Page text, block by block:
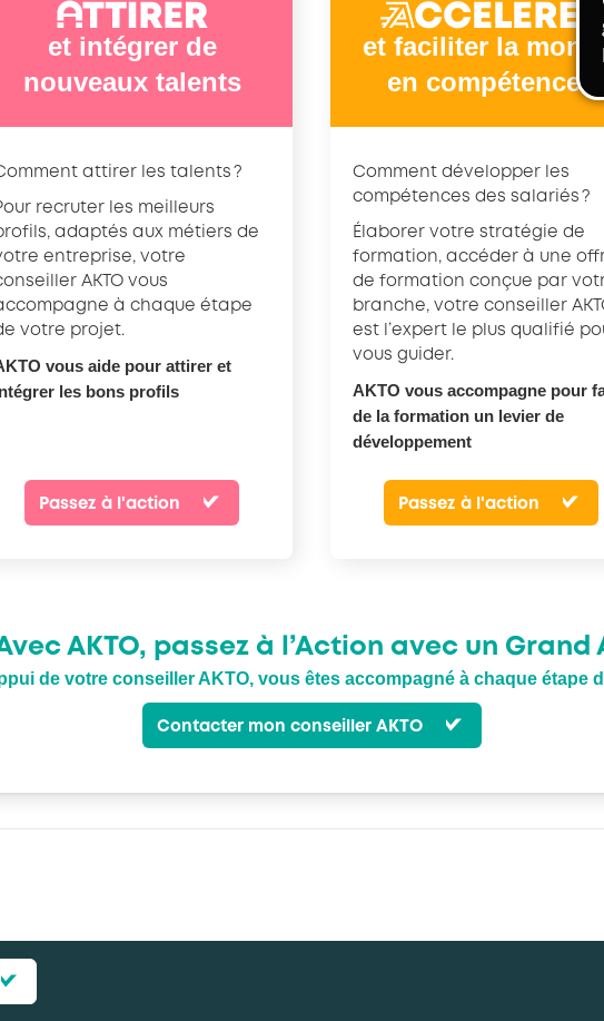
et intégrer de
nouveaux talents
attirer les talents ?
recruter les meilleurs
adaptés aux métiers de
entreprise, votre
AKTO vous
à chaque étape
votre projet.
vous aide pour attirer et
les bons profils
Passez à l'action
et faciliter la
en compétences
Comment développer les
compétences des salariés ?
Élaborer votre stratégie de
formation, accéder à une
de formation conçue par
branche, votre conseiller
est l’expert le plus qualifié
vous guider.
AKTO vous accompagne pour
de la formation un levier de
développement
Passez à l'action
AKTO, passez à l’Action avec un Grand
de votre conseiller AKTO, vous êtes accompagné à chaque étape
Contacter mon conseiller AKTO